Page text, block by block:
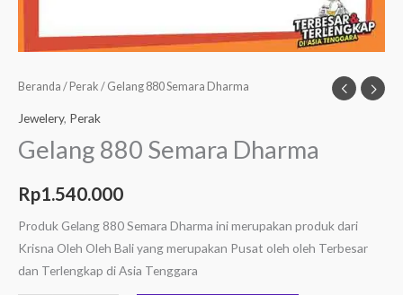
Beranda / Perak / Gelang 880 Semara Dharma
Jewelery, Perak
Gelang 880 Semara Dharma
Rp1.540.000
Produk Gelang 880 Semara Dharma ini merupakan produk dari
Krisna Oleh Oleh Bali yang merupakan Pusat oleh oleh Terbesar
dan Terlengkap di Asia Tenggara